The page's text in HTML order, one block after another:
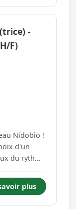
-
F)
d'un
du rythme
la
plus